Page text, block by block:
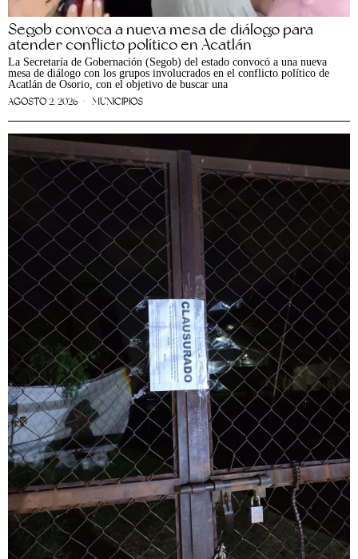
Segob convoca a nueva mesa de diálogo para
atender conflicto político en Acatlán
La Secretaría de Gobernación (Segob) del estado convocó a una nueva
mesa de diálogo con los grupos involucrados en el conflicto político de
Acatlán de Osorio, con el objetivo de buscar una
AGOSTO 2, 2026 MUNICIPIOS